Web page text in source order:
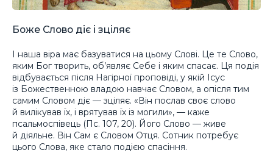
Боже Слово діє і зціляє
І наша віра має базуватися на цьому Слові. Це те Слово,
яким Бог творить, об’являє Себе і яким спасає. Ця подія
відбувається після Нагірної проповіді, у якій Ісус
із Божественною владою навчає Словом, а опісля тим
самим Словом діє — зціляє. «Він послав своє слово
й вилікував їх, і врятував їх із могили», — каже
псальмоспівець (Пс. 107, 20). Його Слово — живе
й діяльне. Він Сам є Словом Отця. Сотник потребує
цього Слова, яке стало подією спасіння.